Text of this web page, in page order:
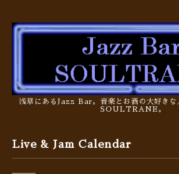
浅草にあるJazz Bar。音楽とお酒の大好きな
SOULTRANE。
Live & Jam Calendar